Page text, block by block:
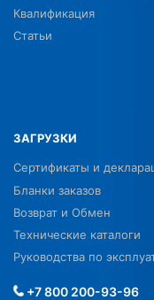
Квалификация
Статьи
ЗАГРУЗКИ
Сертификаты и
Бланки заказов
Возврат и Обмен
Технические каталоги
Руководства по
+7 800 200-93-96